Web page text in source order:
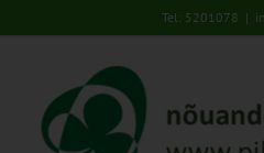
to
Tel: 5201078 |